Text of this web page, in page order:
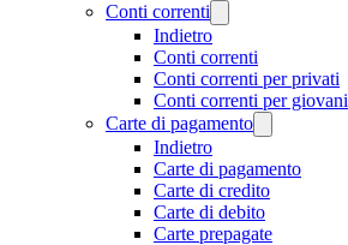
Conti correnti
Indietro
Conti correnti
Conti correnti per privati
Conti correnti per giovani
Carte di pagamento
Indietro
Carte di pagamento
Carte di credito
Carte di debito
Carte prepagate